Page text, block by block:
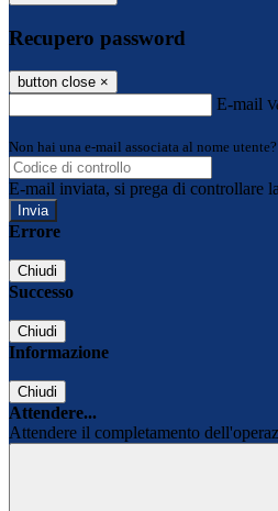
Recupero password
button close ×
E-mail
Non hai una e-mail associata al nome
E-mail inviata, si prega di controllare
Errore
Chiudi
Successo
Chiudi
Informazione
Chiudi
Attendere...
Attendere il completamento